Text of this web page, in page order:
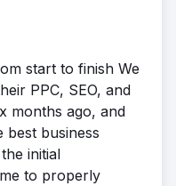
start to finish We
PPC, SEO, and
months ago, and
best business
initial
to properly